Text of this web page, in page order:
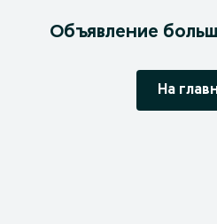
Объявление
На